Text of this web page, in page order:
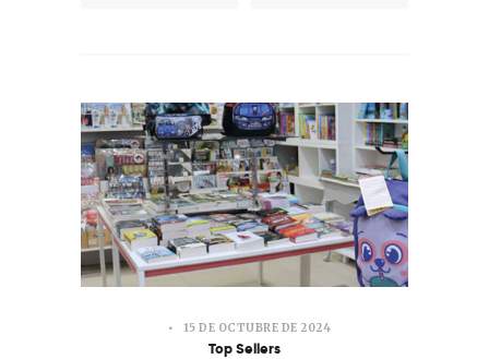
15 DE OCTUBRE DE 2024
Top Sellers